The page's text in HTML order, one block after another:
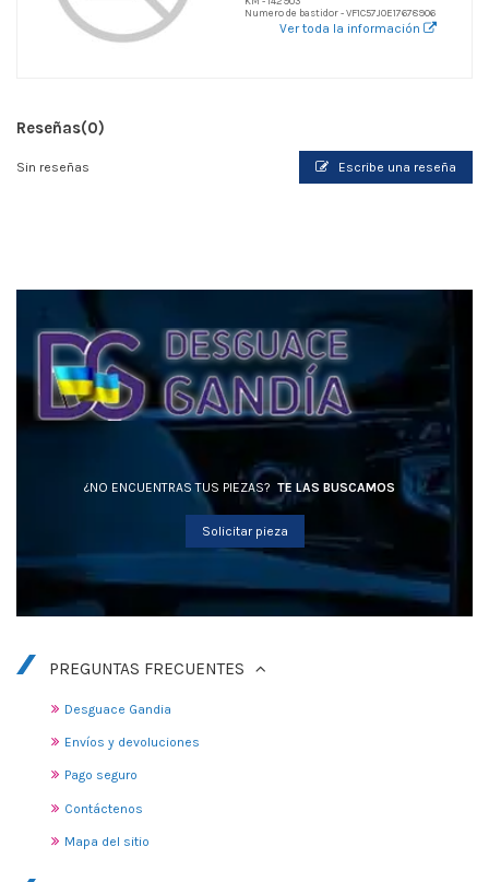
Numero de bastidor - VF1C57J0E17678906
Ver toda la información
Reseñas(0)
Sin reseñas Escribe una reseña
¿NO ENCUENTRAS TUS PIEZAS? TE LAS BUSCAMOS
Solicitar pieza
PREGUNTAS FRECUENTES
Desguace Gandia
Envíos y devoluciones
Pago seguro
Contáctenos
Mapa del sitio